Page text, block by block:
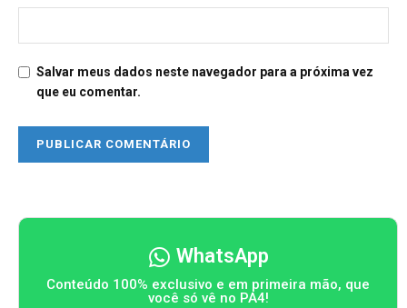
Salvar meus dados neste navegador para a próxima vez
que eu comentar.
WhatsApp
Conteúdo 100% exclusivo e em primeira mão, que
você só vê no PA4!